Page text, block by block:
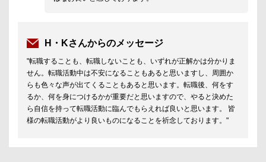
H・Kさんからのメッセージ
"転職することも、転職しないことも、いずれが正解かは分かりま
せん。転職活動中は不安になることもあると思いますし、周囲か
らも色々な声が出てくることもあると思います。転職後、何をす
るか、何を身につけるかが重要だと思いますので、やると決めた
ら自信を持って転職活動に臨んでもらえれば良いと思います。 皆
様の転職活動がより良いものになることを祈念しております。"